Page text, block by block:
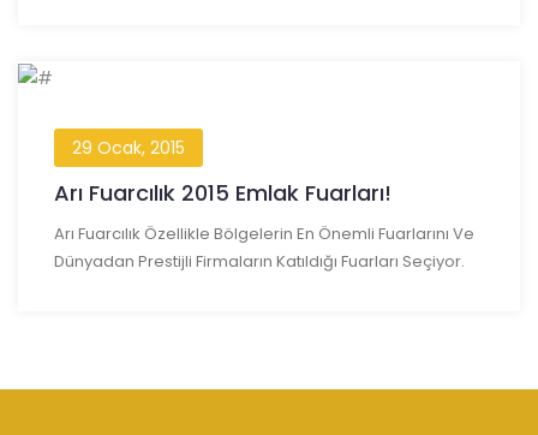
29 Ocak, 2015
Arı Fuarcılık 2015 Emlak Fuarları!
Arı Fuarcılık Özellikle Bölgelerin En Önemli Fuarlarını Ve
Dünyadan Prestijli Firmaların Katıldığı Fuarları Seçiyor.